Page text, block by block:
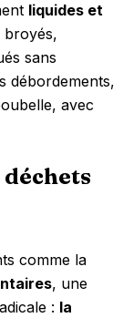
liquides et
broyés,
sans
débordements,
avec
comme la
, une
: la